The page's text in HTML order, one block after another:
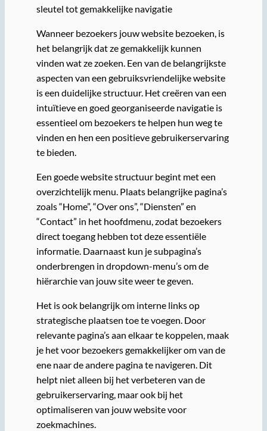
sleutel tot gemakkelijke navigatie
Wanneer bezoekers jouw website bezoeken, is
het belangrijk dat ze gemakkelijk kunnen
vinden wat ze zoeken. Een van de belangrijkste
aspecten van een gebruiksvriendelijke website
is een duidelijke structuur. Het creëren van een
intuïtieve en goed georganiseerde navigatie is
essentieel om bezoekers te helpen hun weg te
vinden en hen een positieve gebruikerservaring
te bieden.
Een goede website structuur begint met een
overzichtelijk menu. Plaats belangrijke pagina’s
zoals “Home”, “Over ons”, “Diensten” en
“Contact” in het hoofdmenu, zodat bezoekers
direct toegang hebben tot deze essentiële
informatie. Daarnaast kun je subpagina’s
onderbrengen in dropdown-menu’s om de
hiërarchie van jouw site weer te geven.
Het is ook belangrijk om interne links op
strategische plaatsen toe te voegen. Door
relevante pagina’s aan elkaar te koppelen, maak
je het voor bezoekers gemakkelijker om van de
ene naar de andere pagina te navigeren. Dit
helpt niet alleen bij het verbeteren van de
gebruikerservaring, maar ook bij het
optimaliseren van jouw website voor
zoekmachines.